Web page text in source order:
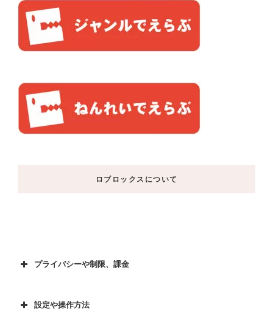
ロブロックスについて
プライバシーや制限、課金
設定や操作方法